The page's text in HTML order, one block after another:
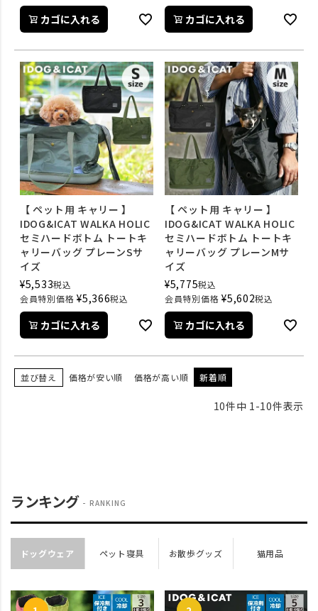
カゴに入れる カゴに入れる
【 ペット用 キャリー 】
IDOG&ICAT WALKA HOLIC
セミハードボトム トートキ
ャリーバッグ プレーンSサ
イズ
¥5,533税込
会員特別価格 ¥5,366税込
カゴに入れる
【 ペット用 キャリー 】
IDOG&ICAT WALKA HOLIC
セミハードボトム トートキ
ャリーバッグ プレーンMサ
イズ
¥5,775税込
会員特別価格 ¥5,602税込
カゴに入れる
並び替え 価格が安い順 価格が高い順 新着順
10件中 1-10件表示
ランキング RANKING
ドッグウェア ペット寝具 お散歩グッズ 猫用品